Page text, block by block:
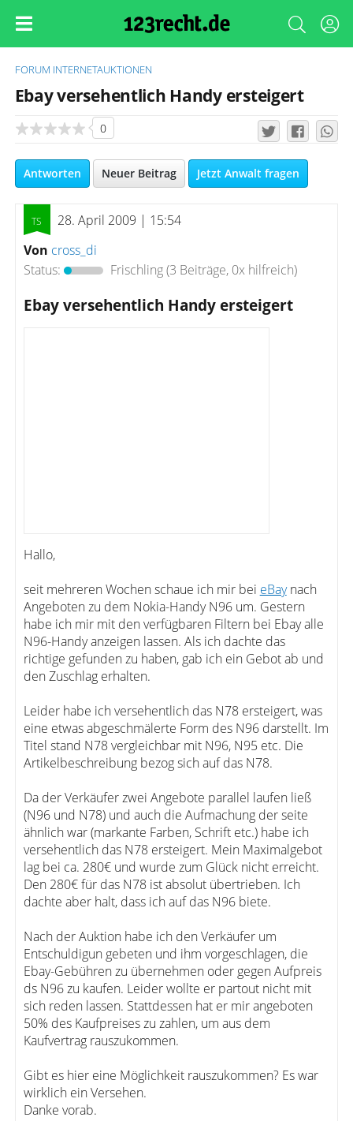
FORUM INTERNETAUKTIONEN
Ebay versehentlich Handy ersteigert
0
Antworten Neuer Beitrag Jetzt Anwalt fragen
28. April 2009 | 15:54
Von cross_di
Status:
Frischling(3 Beiträge, 0x hilfreich)
Ebay versehentlich Handy ersteigert
Hallo,
seit mehreren Wochen schaue ich mir bei eBay nach
Angeboten zu dem Nokia-Handy N96 um. Gestern
habe ich mir mit den verfügbaren Filtern bei Ebay alle
N96-Handy anzeigen lassen. Als ich dachte das
richtige gefunden zu haben, gab ich ein Gebot ab und
den Zuschlag erhalten.
Leider habe ich versehentlich das N78 ersteigert, was
eine etwas abgeschmälerte Form des N96 darstellt. Im
Titel stand N78 vergleichbar mit N96, N95 etc. Die
Artikelbeschreibung bezog sich auf das N78.
Da der Verkäufer zwei Angebote parallel laufen ließ
(N96 und N78) und auch die Aufmachung der seite
ähnlich war (markante Farben, Schrift etc.) habe ich
versehentlich das N78 ersteigert. Mein Maximalgebot
lag bei ca. 280€ und wurde zum Glück nicht erreicht.
Den 280€ für das N78 ist absolut übertrieben. Ich
dachte aber halt, dass ich auf das N96 biete.
Nach der Auktion habe ich den Verkäufer um
Entschuldigun gebeten und ihm vorgeschlagen, die
Ebay-Gebühren zu übernehmen oder gegen Aufpreis
ds N96 zu kaufen. Leider wollte er partout nicht mit
sich reden lassen. Stattdessen hat er mir angeboten
50% des Kaufpreises zu zahlen, um aus dem
Kaufvertrag rauszukommen.
Gibt es hier eine Möglichkeit rauszukommen? Es war
wirklich ein Versehen.
Danke vorab.